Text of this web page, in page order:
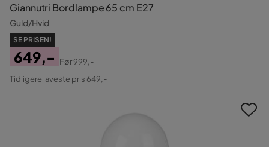
Giannutri Bordlampe 65 cm E27
Guld/Hvid
SE PRISEN!
Pris
649,-
Original
Før999,-
Tidligere laveste pris 649,-